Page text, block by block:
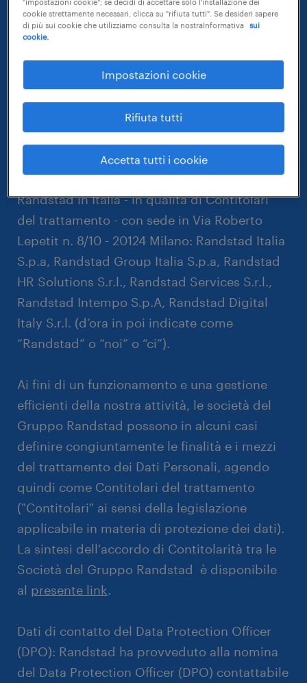
titolare del trattamento e
dati di contatto.
I tuoi dati personali saranno trattati dalle
seguenti seguenti società del Gruppo
Randstad in Italia - in qualità di Contitolari
del trattamento - con sede in Via Roberto
Lepetit n. 8/10 - 20124 Milano: Randstad Italia
S.p.a, Randstad Group Italia S.p.a, Randstad
HR Solutions S.r.l., Randstad Services S.r.l.,
Randstad Intempo S.p.A, Randstad Digital
Italy S.r.l. (d’ora in poi indicate come
“Randstad” o “noi” o “ci”).
Ai fini di un funzionamento e una gestione
efficienti della nostra attività, le società del
Gruppo Randstad possono in alcuni casi
definire congiuntamente le finalità e i mezzi
del trattamento dei Dati Personali, agendo
quindi come Contitolari del trattamento
("Contitolari" ai sensi della legislazione
applicabile in materia di protezione dei dati).
La sintesi dell'accordo di Contitolarità tra le
Società del Gruppo Randstad è disponibile
al presente link.
Dati di contatto del Data Protection Officer
(DPO): Randstad ha provveduto alla nomina
del Data Protection Officer (DPO) contattabile
cookie strettamente necessari, clicca su "rifiuta tutti". Se desideri sapere
di più sui cookie che utilizziamo consulta la nostraInformativa
sui
cookie.
Impostazioni cookie
Rifiuta tutti
Accetta tutti i cookie